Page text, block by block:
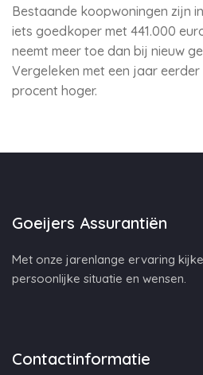
Bestaande koopwoningen zijn
iets goedkoper met 441.000
neemt meer toe dan bij nieuw
Vergeleken met een jaar eerder
procent hoger.
Goeijers Assurantiën
Met onze jarenlange ervaring
persoonlijke situatie en wensen.
Contactinformatie